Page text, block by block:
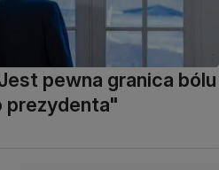
pewna granica bólu
prezydenta"